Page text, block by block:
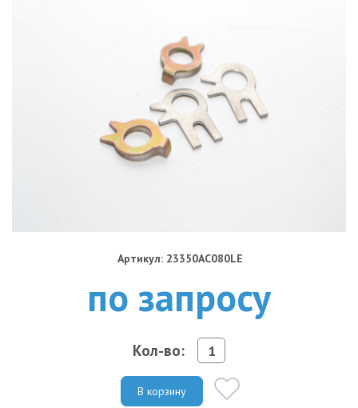
Артикул: 23350AC080LE
по запросу
Кол-во:
В корзину